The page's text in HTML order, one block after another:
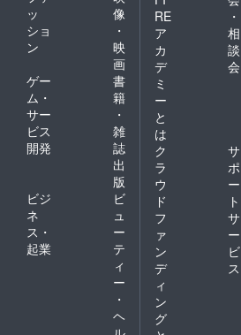
ッ
ショ
ン
像
・
映
画
ゲー
ム・
サー
ビス
開発
書
籍
・
雑
誌
出
版
ビジ
ネ
ス・
起業
ビ
ュ
ー
テ
ィ
ー
・
ヘ
RE
ア
カ
デ
ミ
ー
と
は
・
相
談
会
ク
ラ
ウ
ド
フ
ァ
ン
デ
ィ
ン
グ
サ
ポ
ー
ト
サ
ー
ビ
ス